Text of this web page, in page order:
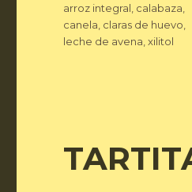
Etiquetas
arroz integral calabaza
canela claras de huevo
leche de avena ,xilitol